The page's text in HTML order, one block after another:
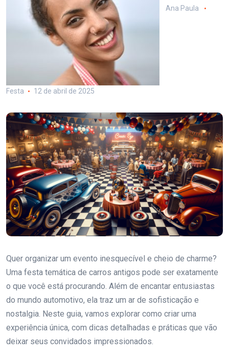
Ana Paula
Festa 12 de abril de 2025
Quer organizar um evento inesquecível e cheio de charme?
Uma festa temática de carros antigos pode ser exatamente
o que você está procurando. Além de encantar entusiastas
do mundo automotivo, ela traz um ar de sofisticação e
nostalgia. Neste guia, vamos explorar como criar uma
experiência única, com dicas detalhadas e práticas que vão
deixar seus convidados impressionados.